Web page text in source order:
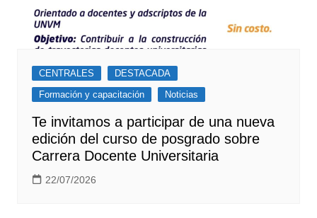
CENTRALES
DESTACADA
Formación y capacitación
Noticias
Te invitamos a participar de una nueva
edición del curso de posgrado sobre
Carrera Docente Universitaria
22/07/2026